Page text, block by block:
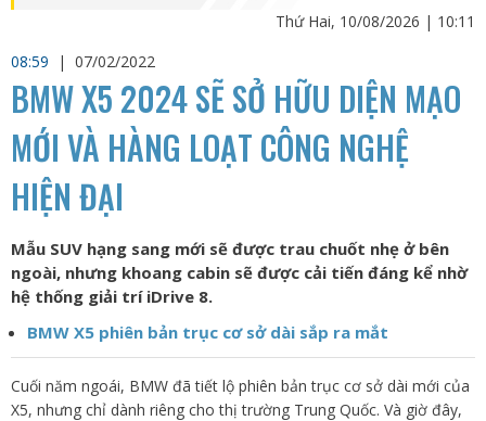
Thứ Hai, 10/08/2026 | 10:11
08:59
| 07/02/2022
BMW X5 2024 SẼ SỞ HỮU DIỆN MẠO
MỚI VÀ HÀNG LOẠT CÔNG NGHỆ
HIỆN ĐẠI
Mẫu SUV hạng sang mới sẽ được trau chuốt nhẹ ở bên
ngoài, nhưng khoang cabin sẽ được cải tiến đáng kể nhờ
hệ thống giải trí iDrive 8.
BMW X5 phiên bản trục cơ sở dài sắp ra mắt
Cuối năm ngoái, BMW đã tiết lộ phiên bản trục cơ sở dài mới của
X5, nhưng chỉ dành riêng cho thị trường Trung Quốc. Và giờ đây,